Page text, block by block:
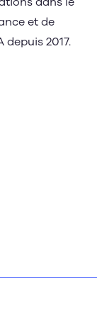
et de
2017.